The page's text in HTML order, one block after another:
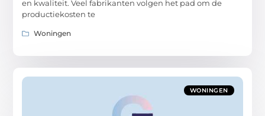
en kwaliteit. Veel fabrikanten volgen het pad om de
productiekosten te
Woningen
WONINGEN